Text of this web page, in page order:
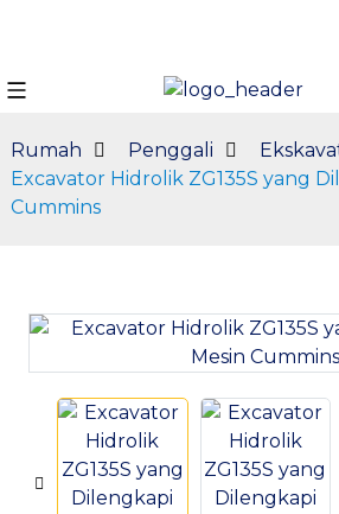
Rumah Penggali
Excavator Hidrolik ZG135S yang
Cummins